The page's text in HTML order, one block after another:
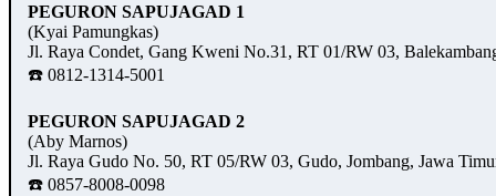
PEGURON SAPUJAGAD 1
(Kyai Pamungkas)
Jl. Raya Condet, Gang Kweni No.31, RT 01/RW 03,
☎️ 0812-1314-5001
PEGURON SAPUJAGAD 2
(Aby Marnos)
Jl. Raya Gudo No. 50, RT 05/RW 03, Gudo, Jombang, Jawa
☎️ 0857-8008-0098